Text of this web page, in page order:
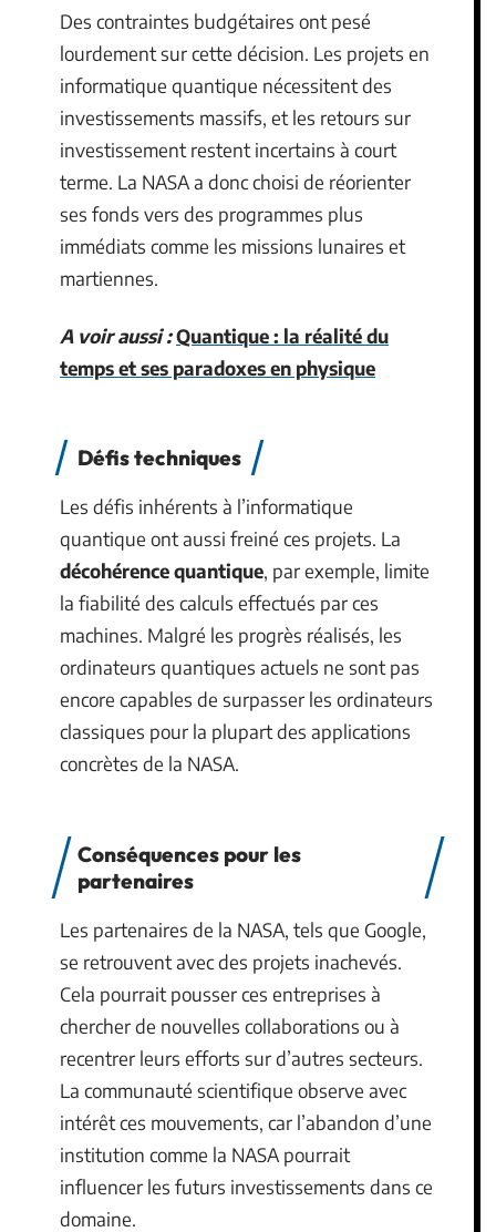
Des contraintes budgétaires ont pesé
lourdement sur cette décision. Les projets en
informatique quantique nécessitent des
investissements massifs, et les retours sur
investissement restent incertains à court
terme. La NASA a donc choisi de réorienter
ses fonds vers des programmes plus
immédiats comme les missions lunaires et
martiennes.
A voir aussi :Quantique : la réalité du
temps et ses paradoxes en physique
Défis techniques
Les défis inhérents à l’informatique
quantique ont aussi freiné ces projets. La
décohérence quantique, par exemple, limite
la fiabilité des calculs effectués par ces
machines. Malgré les progrès réalisés, les
ordinateurs quantiques actuels ne sont pas
encore capables de surpasser les ordinateurs
classiques pour la plupart des applications
concrètes de la NASA.
Conséquences pour les
partenaires
Les partenaires de la NASA, tels que Google,
se retrouvent avec des projets inachevés.
Cela pourrait pousser ces entreprises à
chercher de nouvelles collaborations ou à
recentrer leurs efforts sur d’autres secteurs.
La communauté scientifique observe avec
intérêt ces mouvements, car l’abandon d’une
institution comme la NASA pourrait
influencer les futurs investissements dans ce
domaine.